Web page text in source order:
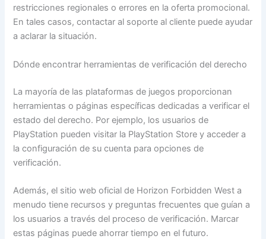
restricciones regionales o errores en la oferta promocional.
En tales casos, contactar al soporte al cliente puede ayudar
a aclarar la situación.
Dónde encontrar herramientas de verificación del derecho
La mayoría de las plataformas de juegos proporcionan
herramientas o páginas específicas dedicadas a verificar el
estado del derecho. Por ejemplo, los usuarios de
PlayStation pueden visitar la PlayStation Store y acceder a
la configuración de su cuenta para opciones de
verificación.
Además, el sitio web oficial de Horizon Forbidden West a
menudo tiene recursos y preguntas frecuentes que guían a
los usuarios a través del proceso de verificación. Marcar
estas páginas puede ahorrar tiempo en el futuro.